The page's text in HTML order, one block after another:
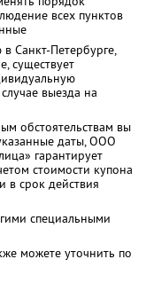
всех пунктов
Санкт-Петербурге,
существует
выезда на
обстоятельствам вы
даты, ООО
гарантирует
стоимости купона
в срок действия
специальными
можете уточнить по